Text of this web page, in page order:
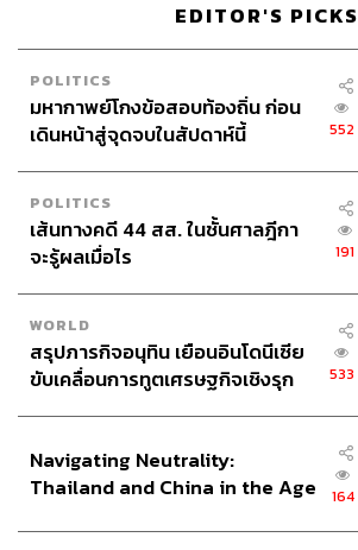
EDITOR'S PICKS
POLITICS
มหากาพย์โกงข้อสอบท้องถิ่น ก่อน
เดินหน้าสู่จุดจบในสัปดาห์นี้
552
POLITICS
เส้นทางคดี 44 สส. ในชั้นศาลฎีกา
จะรู้ผลเมื่อไร
191
WORLD
สรุปภารกิจอนุทิน เยือนอินโดนีเซีย
ขับเคลื่อนการทูตเศรษฐกิจเชิงรุก
533
Navigating Neutrality:
Thailand and China in the Age
164